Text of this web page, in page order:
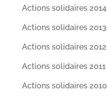
Actions solidaires 2014
Actions solidaires 2013
Actions solidaires 2012
Actions solidaires 2011
Actions solidaires 2010